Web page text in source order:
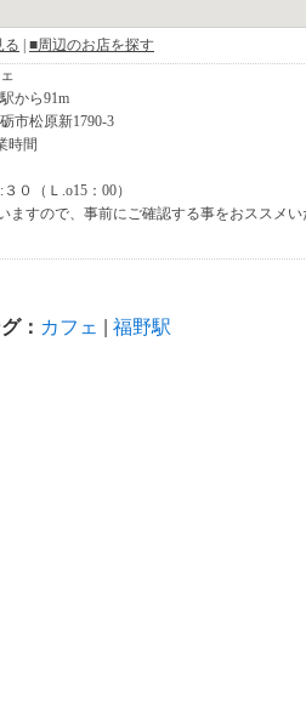
： カフェ | 福野駅